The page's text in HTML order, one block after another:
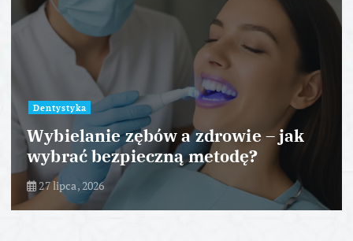
Dentystyka
Wybielanie zębów a zdrowie – jak
wybrać bezpieczną metodę?
27 lipca, 2026